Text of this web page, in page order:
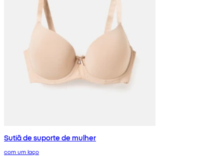
Sutiã de suporte de mulher
com um laço